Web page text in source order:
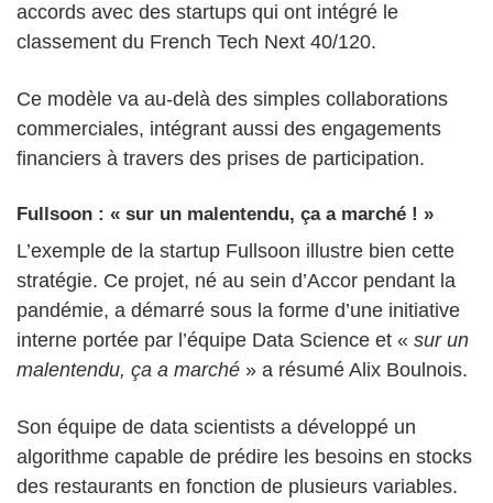
accords avec des startups qui ont intégré le
classement du French Tech Next 40/120.
Ce modèle va au-delà des simples collaborations
commerciales, intégrant aussi des engagements
financiers à travers des prises de participation.
Fullsoon : « sur un malentendu, ça a marché ! »
L’exemple de la startup Fullsoon illustre bien cette
stratégie. Ce projet, né au sein d’Accor pendant la
pandémie, a démarré sous la forme d’une initiative
interne portée par l’équipe Data Science et « sur un
malentendu, ça a marché » a résumé Alix Boulnois.
Son équipe de data scientists a développé un
algorithme capable de prédire les besoins en stocks
des restaurants en fonction de plusieurs variables.